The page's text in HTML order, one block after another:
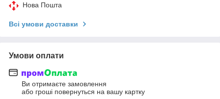
Нова Пошта
Всі умови доставки
Умови оплати
Ви отримаєте замовлення
або гроші повернуться на вашу картку